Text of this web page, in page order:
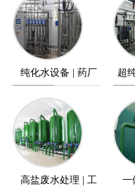
纯化水设备 | 药厂
纯水设备
超
高盐废水处理 | 工 一